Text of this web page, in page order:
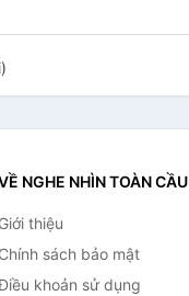
NGHE NHÌN TOÀN CẦU
Giới thiệu
Chính sách bảo mật
khoản sử dụng